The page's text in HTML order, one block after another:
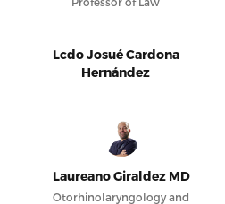
Lcdo Josué Cardona
Hernández
Laureano Giraldez MD
Otorhinolaryngology and